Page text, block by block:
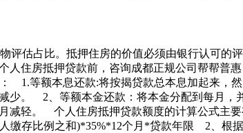
评估占比。抵押住房的价值必须由银行认可的
住房抵押贷款前，咨询成都正规公司帮帮普
1.等额本息还款:将按揭贷款总本息加起来，
少。 2、等额本金还款：将本金分配到每月
减轻。 个人住房抵押贷款额度的计算公式
缴存比例之和)*35%*12个月*贷款年限 2、